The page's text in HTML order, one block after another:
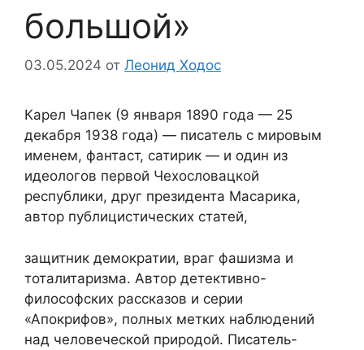
большой»
03.05.2024 от Леонид Ходос
Карел Чапек (9 января 1890 года — 25
декабря 1938 года) — писатель с мировым
именем, фантаст, сатирик — и один из
идеологов первой Чехословацкой
республики, друг президента Масарика,
автор публицистических статей,
защитник демократии, враг фашизма и
тоталитаризма. Автор детективно-
философских рассказов и серии
«Апокрифов», полных метких наблюдений
над человеческой природой. Писатель-